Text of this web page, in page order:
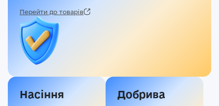
(096) 556 55 56
Перейти до товарів
Насіння Добрива